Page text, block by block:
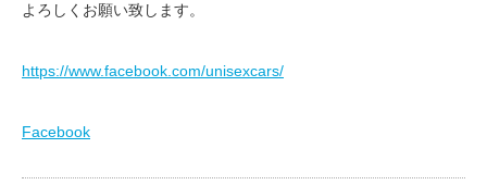
よろしくお願い致します。
https://www.facebook.com/unisexcars/
Facebook